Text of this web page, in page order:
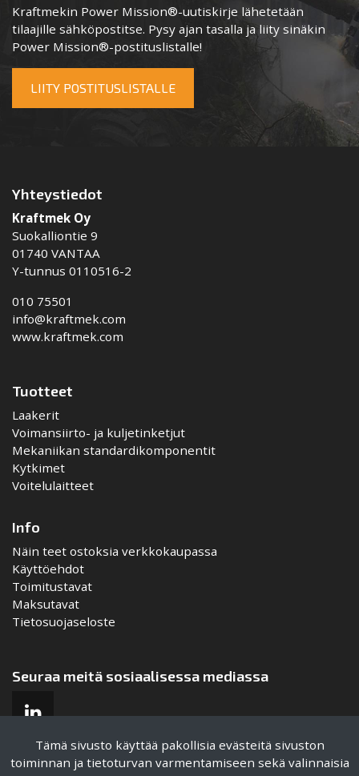
Tämä sivusto käyttää pakollisia evästeitä sivuston
toiminnan ja tietoturvan varmentamiseen sekä valinnaisia
Kraftmekin Power Mission®-uutiskirje lähetetään
tilaajille sähköpostitse. Pysy ajan tasalla ja liity sinäkin
Power Mission®-postituslistalle!
LIITY POSTITUSLISTALLE
Yhteystiedot
Kraftmek Oy
Suokalliontie 9
01740 VANTAA
Y-tunnus 0110516-2
010 75501
info@kraftmek.com
www.kraftmek.com
Tuotteet
Laakerit
Voimansiirto- ja kuljetinketjut
Mekaniikan standardikomponentit
Kytkimet
Voitelulaitteet
Info
Näin teet ostoksia verkkokaupassa
Käyttöehdot
Toimitustavat
Maksutavat
Tietosuojaseloste
Seuraa meitä sosiaalisessa mediassa